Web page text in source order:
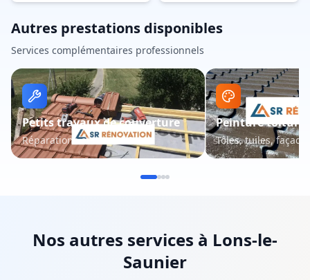
Autres prestations disponibles
Services complémentaires professionnels
Petits travaux de couverture
Réparations et entretien
Peinture toiture
Tôles, tuiles,
Nos autres services à Lons-le-
Saunier